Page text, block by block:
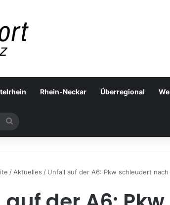
Rhein-Neckar Überregional
nach
/ Aktuelles / Unfall auf der A6: Pkw schleudert